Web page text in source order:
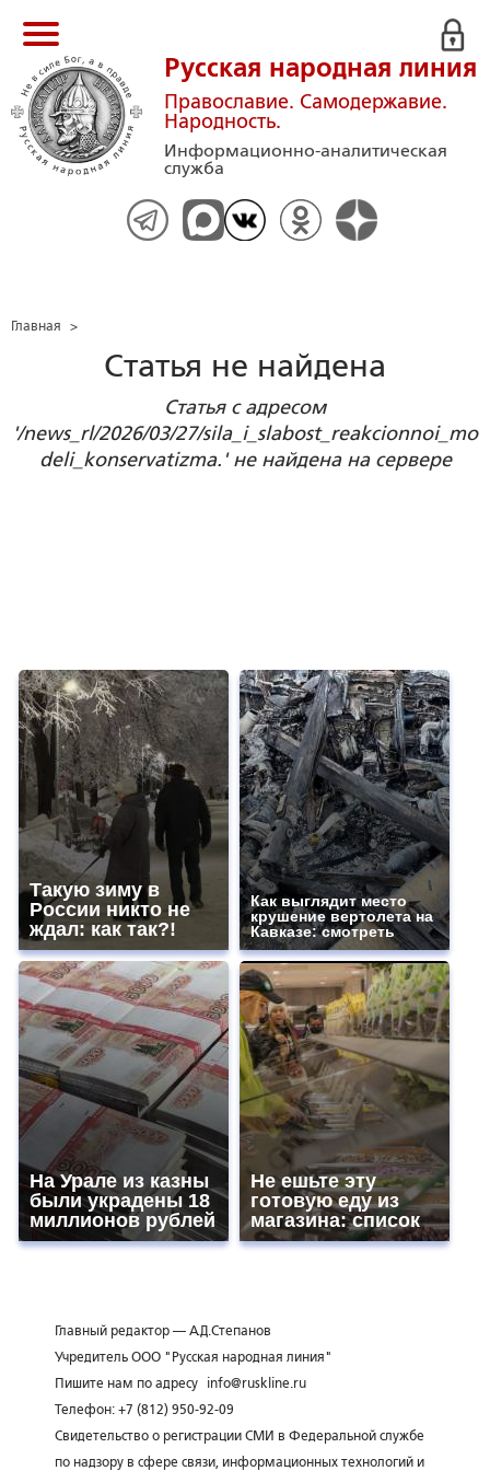
Русская народная линия
Православие. Самодержавие.
Народность.
Информационно-аналитическая
служба
Главная >
Статья не найдена
Статья с адресом
'/news_rl/2026/03/27/sila_i_slabost_reakcionnoi_mo
deli_konservatizma.' не найдена на сервере
Такую зиму в
России никто не
ждал: как так?!
Как выглядит место
крушение вертолета на
Кавказе: смотреть
На Урале из казны
были украдены 18
миллионов рублей
Не ешьте эту
готовую еду из
магазина: список
Главный редактор — А.Д.Степанов
Учредитель ООО "Русская народная линия"
Пишите нам по адресу
info@ruskline.ru
Телефон: +7 (812) 950-92-09
Свидетельство о регистрации СМИ в Федеральной службе
по надзору в сфере связи, информационных технологий и